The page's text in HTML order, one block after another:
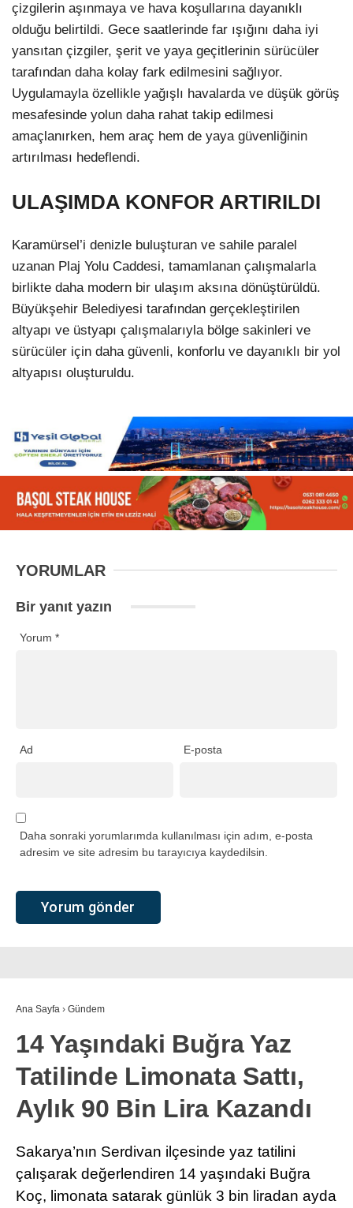
çizgilerin aşınmaya ve hava koşullarına dayanıklı
olduğu belirtildi. Gece saatlerinde far ışığını daha iyi
yansıtan çizgiler, şerit ve yaya geçitlerinin sürücüler
tarafından daha kolay fark edilmesini sağlıyor.
Uygulamayla özellikle yağışlı havalarda ve düşük görüş
mesafesinde yolun daha rahat takip edilmesi
amaçlanırken, hem araç hem de yaya güvenliğinin
artırılması hedeflendi.
ULAŞIMDA KONFOR ARTIRILDI
Karamürsel’i denizle buluşturan ve sahile paralel
uzanan Plaj Yolu Caddesi, tamamlanan çalışmalarla
birlikte daha modern bir ulaşım aksına dönüştürüldü.
Büyükşehir Belediyesi tarafından gerçekleştirilen
altyapı ve üstyapı çalışmalarıyla bölge sakinleri ve
sürücüler için daha güvenli, konforlu ve dayanıklı bir yol
altyapısı oluşturuldu.
YORUMLAR
Bir yanıt yazın
Yorum *
Ad E-posta
Daha sonraki yorumlarımda kullanılması için adım, e-posta
adresim ve site adresim bu tarayıcıya kaydedilsin.
Ana Sayfa › Gündem
14 Yaşındaki Buğra Yaz
Tatilinde Limonata Sattı,
Aylık 90 Bin Lira Kazandı
Sakarya’nın Serdivan ilçesinde yaz tatilini
çalışarak değerlendiren 14 yaşındaki Buğra
Koç, limonata satarak günlük 3 bin liradan ayda